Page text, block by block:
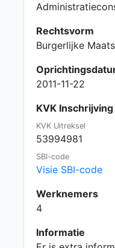
Rechtsvorm
Burgerlijke
2011-11-22
KVK Inschrijving
KVK Uitreksel
53994981
SBI-code
Visie SBI-code
Werknemers
4
Informatie